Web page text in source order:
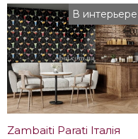
В интерьере
Zambaiti Parati Італія